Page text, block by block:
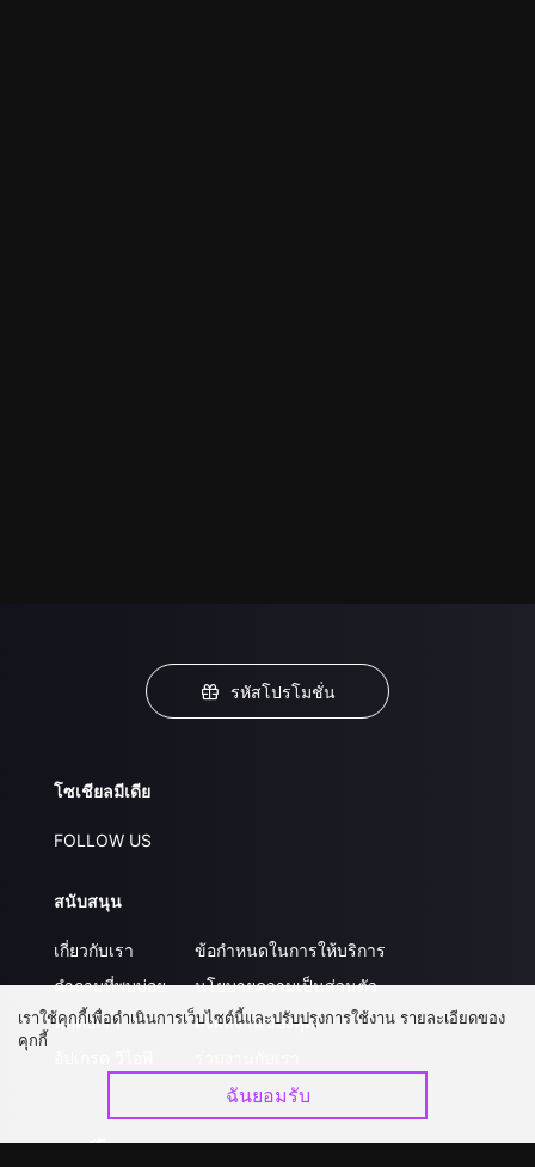
รหัสโปรโมชั่น
โซเชียลมีเดีย
FOLLOW US
สนับสนุน
เกี่ยวกับเรา
คำถามที่พบบ่อย
ติดต่อเรา
ข้อกำหนดในการให้บริการ
นโยบายความเป็นส่วนตัว
ส่งผลงานของคุณ
ดาวน์โหลดแอป
เราใช้คุกกี้เพื่อดำเนินการเว็บไซต์นี้และปรับปรุงการใช้งาน รายละเอียดของ
คุกกี้
ฉันยอมรับ